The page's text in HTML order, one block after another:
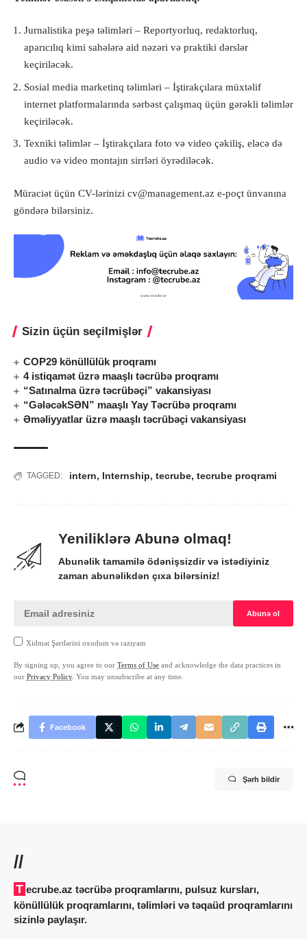
Jurnalistika peşə təlimləri – Reportyorluq, redaktorluq,
aparıcılıq kimi sahələrə aid nəzəri və praktiki dərslər
keçiriləcək.
Sosial media marketinq təlimləri – İştirakçılara müxtəlif
internet platformalarında sərbəst çalışmaq üçün gərəkli təlimlər
keçiriləcək.
Texniki təlimlər – İştirakçılara foto və video çəkiliş, eləcə də
audio və video montajın sirrləri öyrədiləcək.
Müraciət üçün CV-lərinizi cv@management.az e-poçt ünvanına
göndərə bilərsiniz.
Sizin üçün seçilmişlər
COP29 könüllülük proqramı
4 istiqamət üzrə maaşlı təcrübə proqramı
“Satınalma üzrə təcrübəçi” vakansiyası
“GələcəkSƏN” maaşlı Yay Təcrübə proqramı
Əməliyyatlar üzrə maaşlı təcrübəçi vakansiyası
TAGGED: intern, Internship, tecrube, tecrube proqrami
Yeniliklərə Abunə olmaq!
Abunəlik tamamilə ödənişsizdir və istədiyiniz
zaman abunəlikdən çıxa bilərsiniz!
Xidmət Şərtlərini oxudum və razıyam
By signing up, you agree to our Terms of Use and acknowledge the data practices in
our Privacy Policy. You may unsubscribe at any time.
Facebook
Şərh bildir
//
Tecrube.az təcrübə proqramlarını, pulsuz kursları,
könüllülük proqramlarını, təlimləri və təqaüd proqramlarını
sizinlə paylaşır.